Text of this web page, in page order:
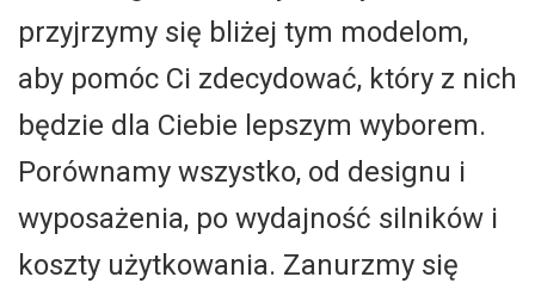
przyjrzymy się bliżej tym modelom,
aby pomóc Ci zdecydować, który z nich
będzie dla Ciebie lepszym wyborem.
Porównamy wszystko, od designu i
wyposażenia, po wydajność silników i
koszty użytkowania. Zanurzmy się